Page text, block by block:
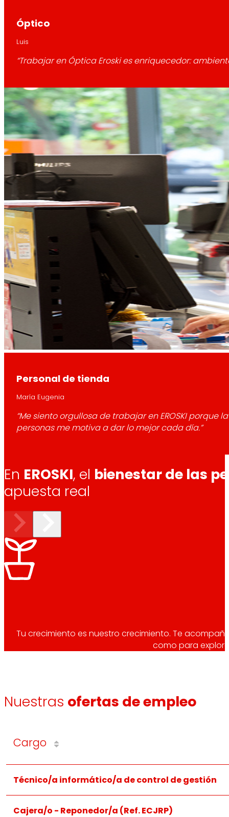
Óptico
Luis
“Trabajar en Óptica Eroski es enriquecedor:
Personal de tienda
María Eugenia
“Me siento orgullosa de trabajar en EROSKI
personas me motiva a dar lo mejor cada día.”
En EROSKI, el bienestar de las
apuesta real
Tu crecimiento es nuestro crecimiento. Te
como para
EROSKI
Nuestras ofertas de empleo
Cargo
Técnico/a informático/a de control de gestión
Cajera/o - Reponedor/a (Ref. ECJRP)